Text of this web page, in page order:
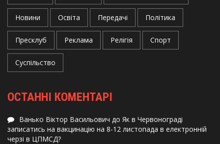
Новини Освіта Передачі Політика
Пресклуб Реклама Релігія Спорт
Суспільство
ОСТАННІ КОМЕНТАРІ
Ванько Віктор Васильович до Як в Червонограді
записатись на вакцинацію на 8-12 листопада в електронній
черзі в ЦПМСД?